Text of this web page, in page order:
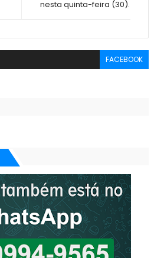
nesta quinta-feira (30).
FACEBOOK